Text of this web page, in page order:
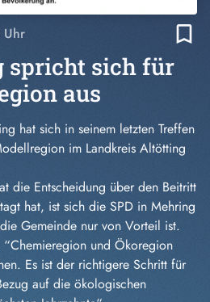
Uhr bookmark_border
spricht sich für
aus
hat sich in seinem letzten Treffen
im Landkreis Altötting
die Entscheidung über den Beitritt
hat, ist sich die SPD in Mehring
Gemeinde nur von Vorteil ist.
und Ökoregion
Es ist der richtigere Schritt für
auf die ökologischen